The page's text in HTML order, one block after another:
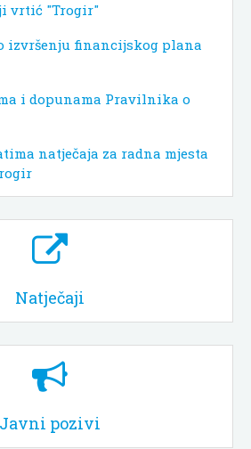
vrtić "Trogir"
izvršenju financijskog plana
i dopunama Pravilnika o
natječaja za radna mjesta
Natječaji
Javni pozivi